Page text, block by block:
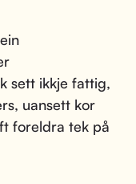
sett ikkje fattig,
uansett kor
foreldra tek på